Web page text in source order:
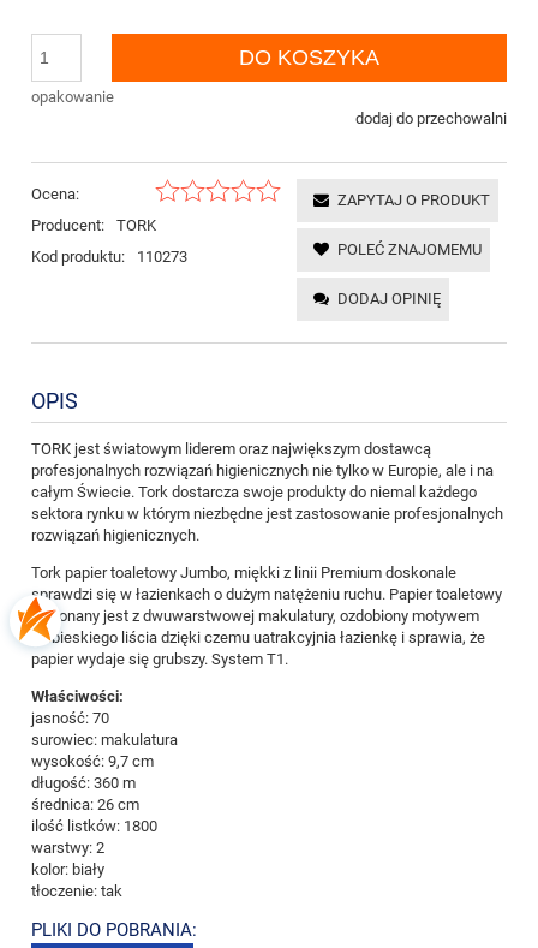
opakowanie
DO KOSZYKA
dodaj do przechowalni
Ocena:
Producent:
TORK
Kod produktu:
110273
ZAPYTAJ O PRODUKT
POLEĆ ZNAJOMEMU
DODAJ OPINIĘ
OPIS
TORK jest światowym liderem oraz największym dostawcą
profesjonalnych rozwiązań higienicznych nie tylko w Europie, ale i na
całym Świecie. Tork dostarcza swoje produkty do niemal każdego
sektora rynku w którym niezbędne jest zastosowanie profesjonalnych
rozwiązań higienicznych.
Tork papier toaletowy Jumbo, miękki z linii Premium doskonale
sprawdzi się w łazienkach o dużym natężeniu ruchu. Papier toaletowy
wykonany jest z dwuwarstwowej makulatury, ozdobiony motywem
niebieskiego liścia dzięki czemu uatrakcyjnia łazienkę i sprawia, że
papier wydaje się grubszy. System T1.
Właściwości:
jasność: 70
surowiec: makulatura
wysokość: 9,7 cm
długość: 360 m
średnica: 26 cm
ilość listków: 1800
warstwy: 2
kolor: biały
tłoczenie: tak
PLIKI DO POBRANIA: